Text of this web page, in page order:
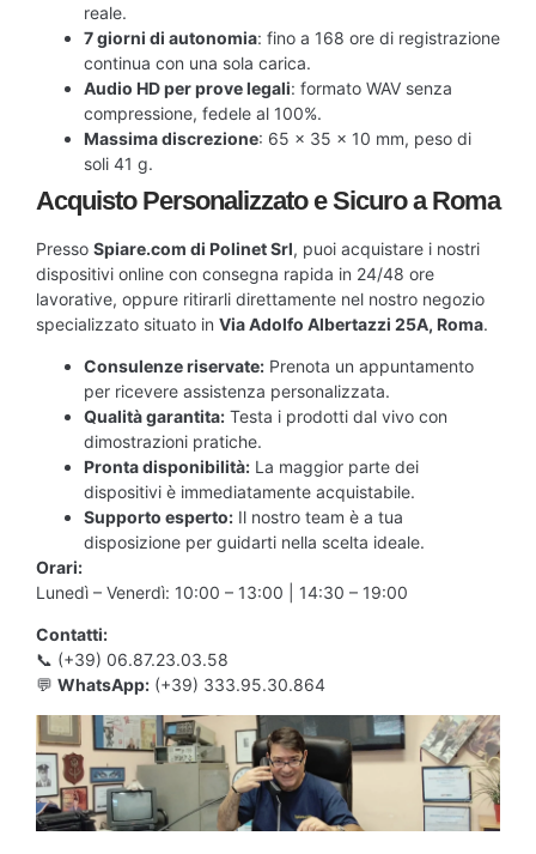
reale.
7 giorni di autonomia: fino a 168 ore di registrazione
continua con una sola carica.
Audio HD per prove legali: formato WAV senza
compressione, fedele al 100%.
Massima discrezione: 65 × 35 × 10 mm, peso di
soli 41 g.
Acquisto Personalizzato e Sicuro a Roma
Presso Spiare.com di Polinet Srl, puoi acquistare i nostri
dispositivi online con consegna rapida in 24/48 ore
lavorative, oppure ritirarli direttamente nel nostro negozio
specializzato situato in Via Adolfo Albertazzi 25A, Roma.
Consulenze riservate: Prenota un appuntamento
per ricevere assistenza personalizzata.
Qualità garantita: Testa i prodotti dal vivo con
dimostrazioni pratiche.
Pronta disponibilità: La maggior parte dei
dispositivi è immediatamente acquistabile.
Supporto esperto: Il nostro team è a tua
disposizione per guidarti nella scelta ideale.
Orari:
Lunedì – Venerdì: 10:00 – 13:00 | 14:30 – 19:00
Contatti:
📞 (+39) 06.87.23.03.58
💬 WhatsApp: (+39) 333.95.30.864